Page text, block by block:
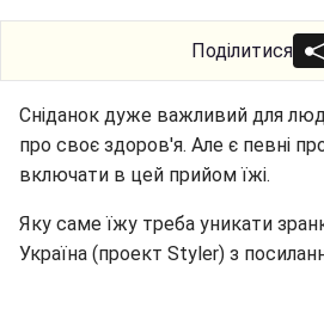
Поділитися
Сніданок дуже важливий для
про своє здоров'я. Але є певні
включати в цей прийом їжі.
Яку саме їжу треба уникати
Україна (проект Styler) з